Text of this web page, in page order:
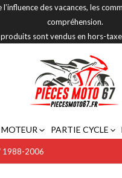
des vacances, les
compréhension.
sont vendus en hors-
MOTEUR PARTIE CYCLE
1988-2006